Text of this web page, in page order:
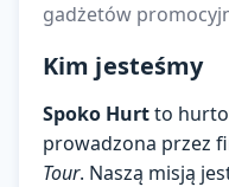
Rezerwacje
Koszyk
Zaloguj się
gadżetów
Kim jesteśmy
Spoko Hurtto
prowadzona przez
Tour. Naszą misją